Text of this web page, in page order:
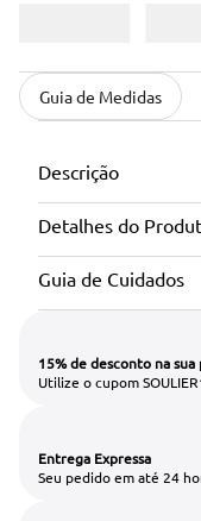
Guia de Medidas
Descrição
Detalhes do
Guia de Cuidados
15% de desconto na
Utilize o cupom
Entrega Expressa
Seu pedido em até 24